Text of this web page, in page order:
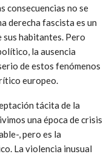
consecuencias no se
derecha fascista es un
sus habitantes. Pero
la ausencia
de estos fenómenos
europeo.
tácita de la
una época de crisis
, pero es la
La violencia inusual